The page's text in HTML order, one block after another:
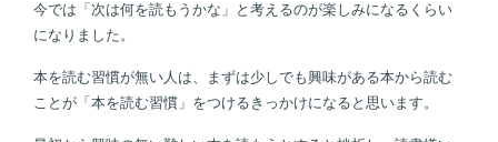
今では「次は何を読もうかな」と考えるのが楽しみになるくらい
になりました。
本を読む習慣が無い人は、まずは少しでも興味がある本から読む
ことが「本を読む習慣」をつけるきっかけになると思います。